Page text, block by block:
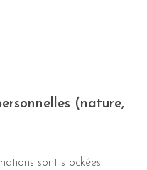
(nature,
sont stockées